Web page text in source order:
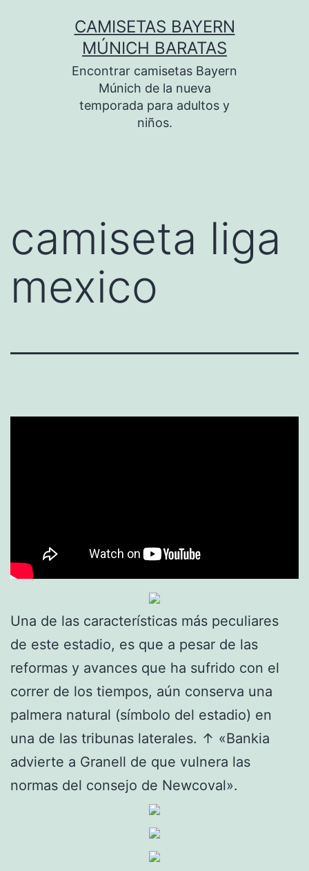
CAMISETAS BAYERN
MÚNICH BARATAS
Encontrar camisetas Bayern
Múnich de la nueva
temporada para adultos y
niños.
camiseta liga
mexico
Una de las características más peculiares
de este estadio, es que a pesar de las
reformas y avances que ha sufrido con el
correr de los tiempos, aún conserva una
palmera natural (símbolo del estadio) en
una de las tribunas laterales. ↑ «Bankia
advierte a Granell de que vulnera las
normas del consejo de Newcoval».